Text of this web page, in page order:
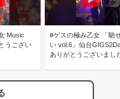
Music
うござい
#ゲスの極み乙女 「馳
い vol.6」仙台
ありがとうございまし